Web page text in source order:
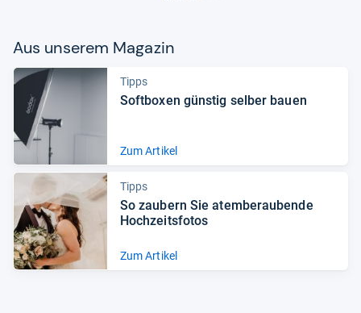
Aus unse­rem Maga­zin
Tipps
Soft­bo­xen güns­tig sel­ber bauen
Zum Artikel
Tipps
So zau­bern Sie atem­be­rau­bende
Hoch­zeits­fo­tos
Zum Artikel